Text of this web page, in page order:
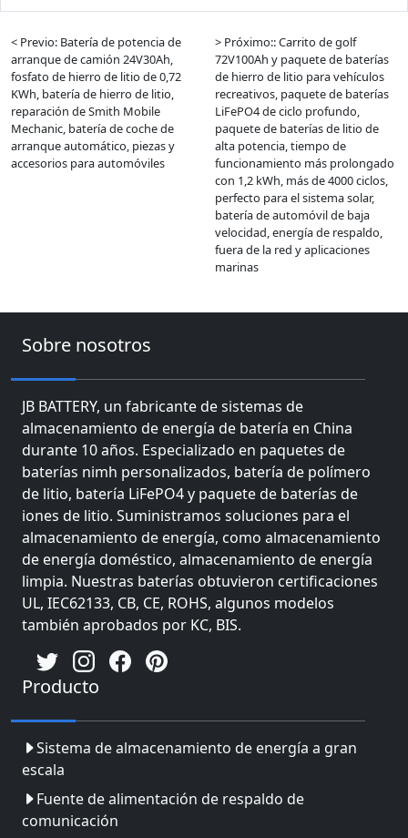
< Previo: Batería de potencia de
arranque de camión 24V30Ah,
fosfato de hierro de litio de 0,72
KWh, batería de hierro de litio,
reparación de Smith Mobile
Mechanic, batería de coche de
arranque automático, piezas y
accesorios para automóviles
> Próximo:: Carrito de golf
72V100Ah y paquete de baterías
de hierro de litio para vehículos
recreativos, paquete de baterías
LiFePO4 de ciclo profundo,
paquete de baterías de litio de
alta potencia, tiempo de
funcionamiento más prolongado
con 1,2 kWh, más de 4000 ciclos,
perfecto para el sistema solar,
batería de automóvil de baja
velocidad, energía de respaldo,
fuera de la red y aplicaciones
marinas
Sobre nosotros
JB BATTERY, un fabricante de sistemas de
almacenamiento de energía de batería en China
durante 10 años. Especializado en paquetes de
baterías nimh personalizados, batería de polímero
de litio, batería LiFePO4 y paquete de baterías de
iones de litio. Suministramos soluciones para el
almacenamiento de energía, como almacenamiento
de energía doméstico, almacenamiento de energía
limpia. Nuestras baterías obtuvieron certificaciones
UL, IEC62133, CB, CE, ROHS, algunos modelos
también aprobados por KC, BIS.
Producto
Sistema de almacenamiento de energía a gran
escala
Fuente de alimentación de respaldo de
comunicación